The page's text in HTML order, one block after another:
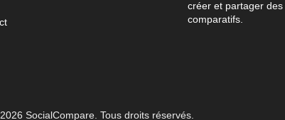
créer et partager
comparatifs.
SocialCompare. Tous droits réservés.